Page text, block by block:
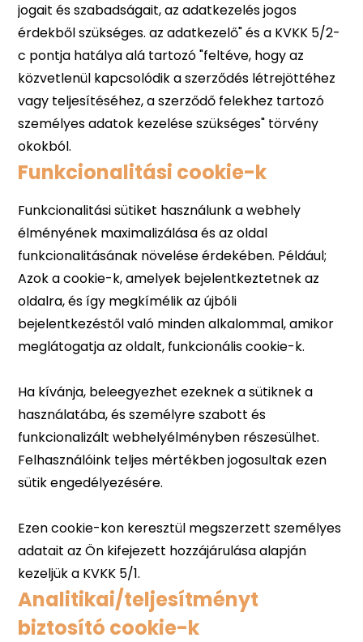
Funkcionalitási cookie-k
Analitikai/teljesítményt
biztosító cookie-k